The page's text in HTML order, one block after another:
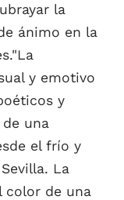
la
ánimo en la
y emotivo
y
una
el frío y
La
color de una